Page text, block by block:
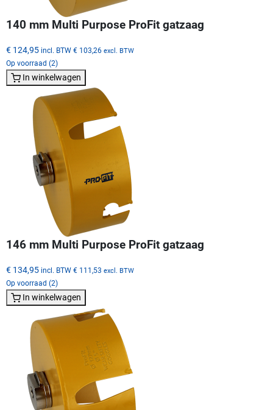
140 mm Multi Purpose ProFit gatzaag
€ 124,95 incl. BTW € 103,26 excl. BTW
Op voorraad (2)
In winkelwagen
146 mm Multi Purpose ProFit gatzaag
€ 134,95 incl. BTW € 111,53 excl. BTW
Op voorraad (2)
In winkelwagen